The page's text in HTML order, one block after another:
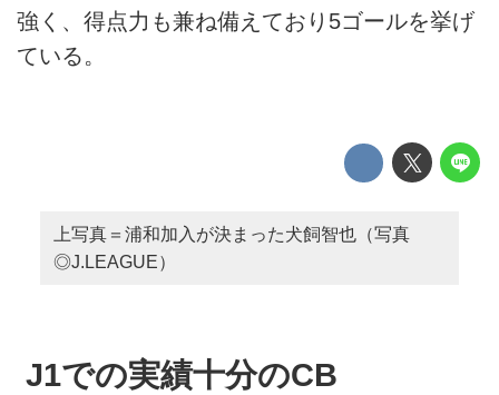
強く、得点力も兼ね備えており5ゴールを挙げ
ている。
上写真＝浦和加入が決まった犬飼智也（写真
◎J.LEAGUE）
J1での実績十分のCB